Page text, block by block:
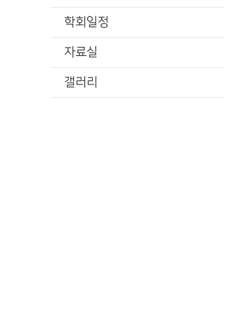
학회일정
자료실
갤러리